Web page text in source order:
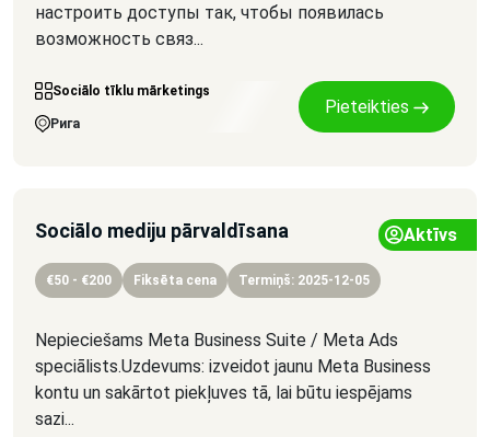
настроить доступы так, чтобы появилась
возможность связ...
Sociālo tīklu mārketings
Рига
Pieteikties
Sociālo mediju pārvaldīsana Aktīvs
€50 - €200 Fiksēta cena Termiņš: 2025-12-05
Nepieciešams Meta Business Suite / Meta Ads
speciālists.Uzdevums: izveidot jaunu Meta Business
kontu un sakārtot piekļuves tā, lai būtu iespējams
sazi...